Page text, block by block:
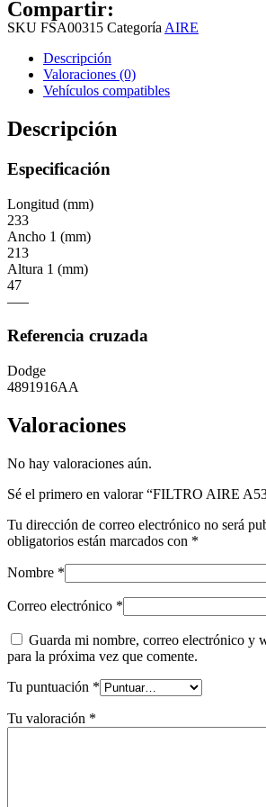
Compartir:
SKU FSA00315 Categoría AIRE
Descripción
Valoraciones (0)
Vehículos compatibles
Descripción
Especificación
Longitud (mm)
233
Ancho 1 (mm)
213
Altura 1 (mm)
47
—–
Referencia cruzada
Dodge
4891916AA
Valoraciones
No hay valoraciones aún.
Sé el primero en valorar “FILTRO AIRE
Tu dirección de correo electrónico no será
obligatorios están marcados con *
Nombre *
Correo electrónico *
Guarda mi nombre, correo electrónico y
para la próxima vez que comente.
Tu puntuación *
Tu valoración *